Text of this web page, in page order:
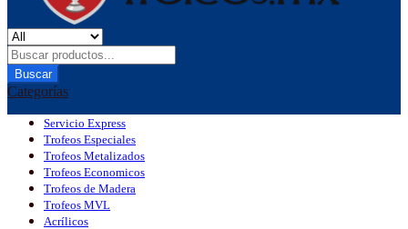
Buscar
Categorías
Servicio Express
Trofeos Especiales
Trofeos Metalizados
Trofeos Economicos
Trofeos de Madera
Trofeos MVL
Acrílicos